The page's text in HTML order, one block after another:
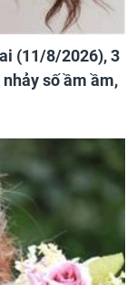
(11/8/2026), 3
số ầm ầm,